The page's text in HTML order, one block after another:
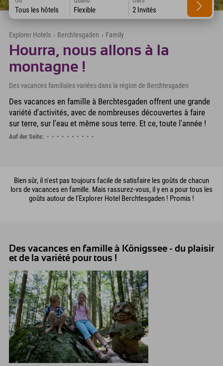
Tous les hôtels Flexible 2 Invités
Explorer Hotels › Berchtesgaden › Family
Hourra, nous allons à la
montagne !
Des vacances familiales variées dans la région de Berchtesgaden
Des vacances en famille à Berchtesgaden offrent une grande
variété d'activités, avec de nombreuses découvertes à faire
sur terre, sur l'eau et même sous terre. Et ce, toute l'année !
Auf der Seite:
Bien sûr, il n'est pas toujours facile de satisfaire les goûts de chacun
lors de vacances en famille. Mais rassurez-vous, il y en a pour tous les
goûts autour de l'Explorer Hotel Berchtesgaden ! Promis !
Des vacances en famille à Königssee - du plaisir
et de la variété pour tous !